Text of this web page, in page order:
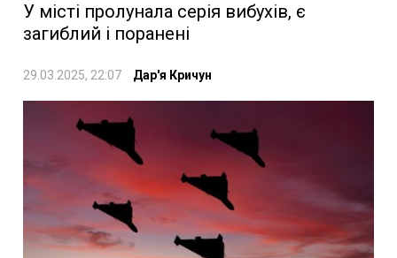
У місті пролунала серія вибухів, є
загиблий і поранені
29.03.2025, 22:07 Дар'я Кричун